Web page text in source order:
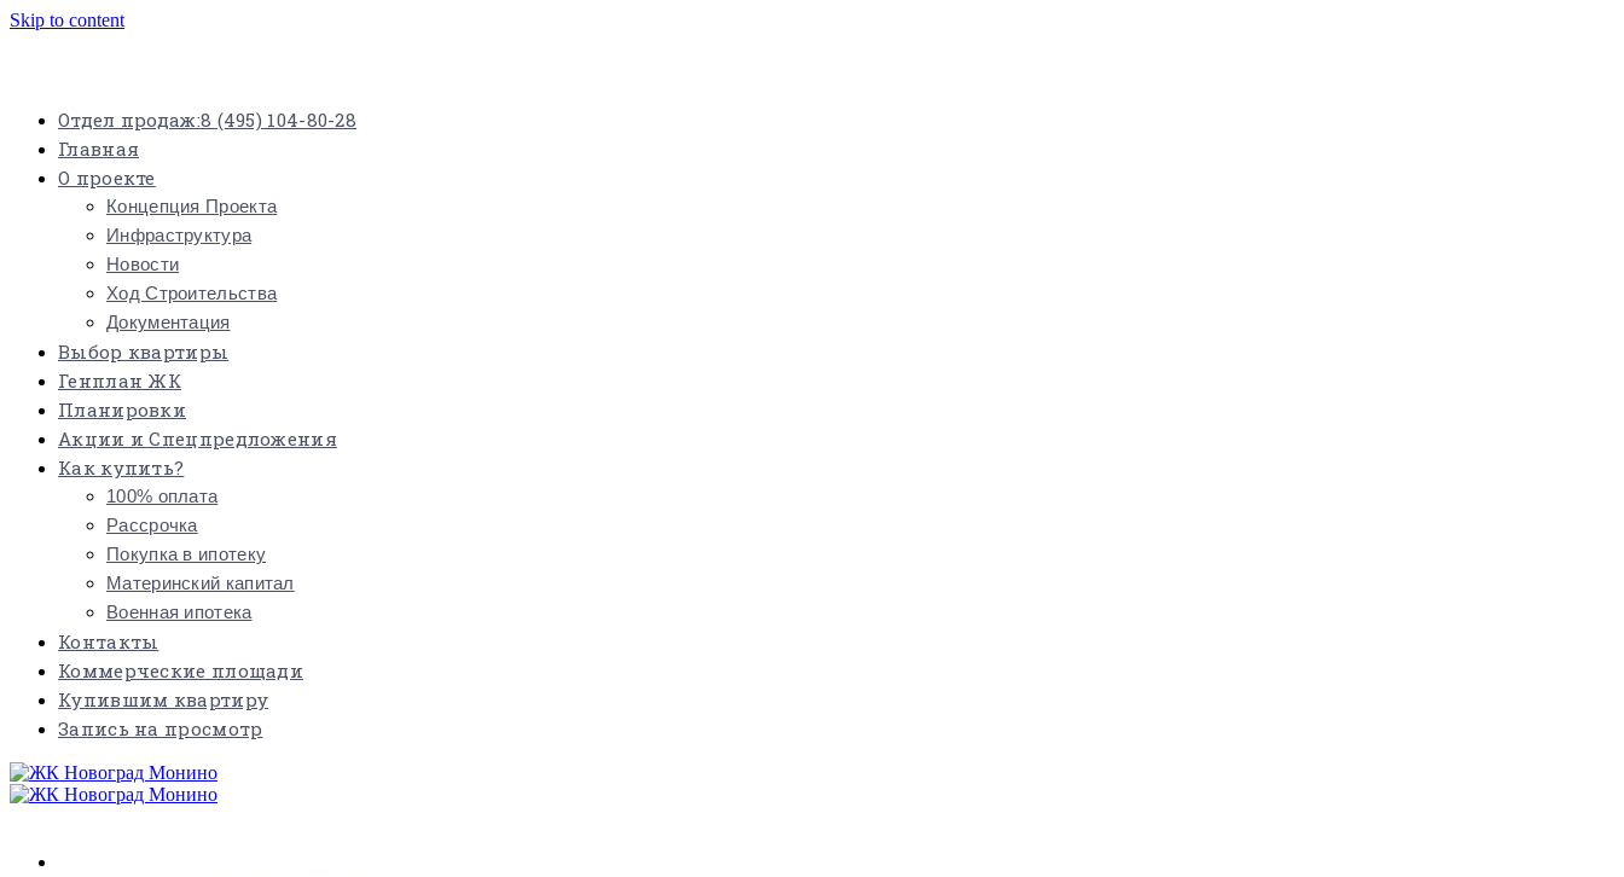
Skip to content
Отдел продаж:8 (495) 104-80-28
Главная
О проекте
Концепция Проекта
Инфраструктура
Новости
Ход Строительства
Документация
Выбор квартиры
Генплан ЖК
Планировки
Акции и Спецпредложения
Как купить?
100% оплата
Рассрочка
Покупка в ипотеку
Материнский капитал
Военная ипотека
Контакты
Коммерческие площади
Купившим квартиру
Запись на просмотр